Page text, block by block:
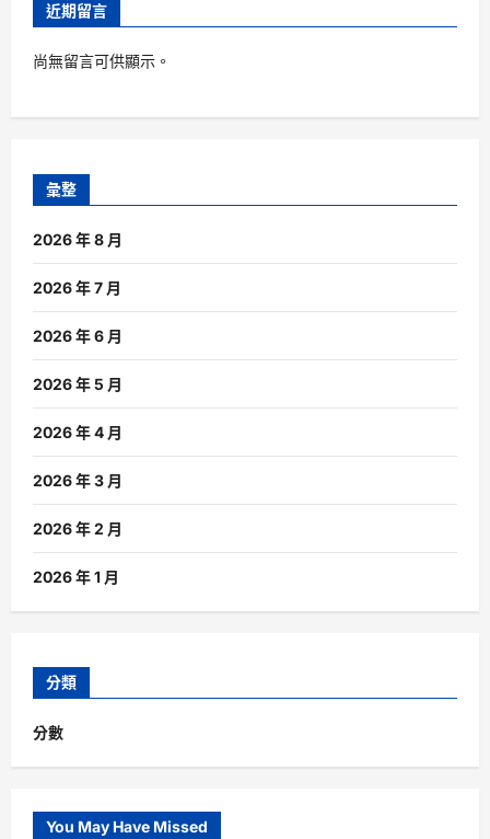
近期留言
尚無留言可供顯示。
彙整
2026 年 8 月
2026 年 7 月
2026 年 6 月
2026 年 5 月
2026 年 4 月
2026 年 3 月
2026 年 2 月
2026 年 1 月
分類
分數
You May Have Missed